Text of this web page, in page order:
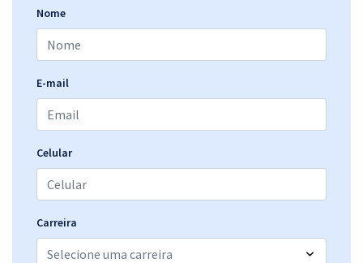
Nome
E-mail
Celular
Carreira